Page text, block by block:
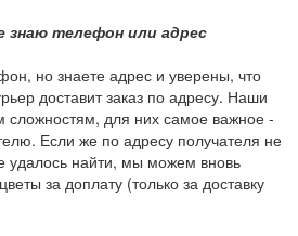
знаю телефон или адрес
но знаете адрес и уверены, что
доставит заказ по адресу. Наши
сложностям, для них самое важное -
Если же по адресу получателя не
удалось найти, мы можем вновь
за доплату (только за доставку